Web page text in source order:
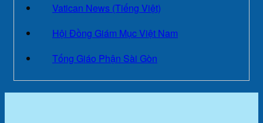
Vatican News (Tiếng Việt)
Hội Đồng Giám Mục Việt Nam
Tống Giáo Phận Sài Gòn